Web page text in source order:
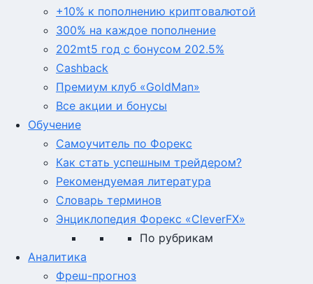
+10% к пополнению криптовалютой
300% на каждое пополнение
202mt5 год с бонусом 202.5%
Cashback
Премиум клуб «GoldMan»
Все акции и бонусы
Обучение
Самоучитель по Форекс
Как стать успешным трейдером?
Рекомендуемая литература
Словарь терминов
Энциклопедия Форекс «CleverFX»
По рубрикам
Аналитика
Фреш-прогноз